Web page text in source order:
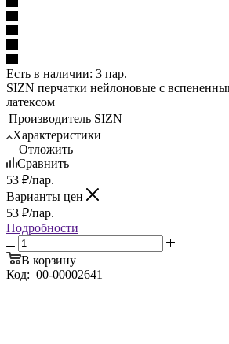
Есть в наличии: 3 пар.
SIZN перчатки нейлоновые с
латексом
Производитель SIZN
Характеристики
Отложить
Сравнить
53 ₽/пар.
Варианты цен
53 ₽/пар.
Подробности
В корзину
Код: 00-00002641